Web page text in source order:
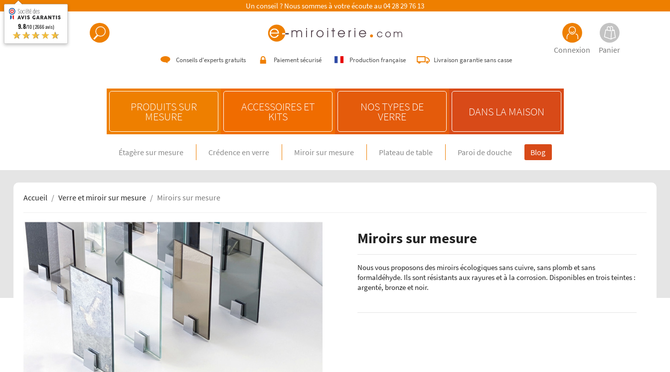
Un conseil ? Nous sommes à votre écoute au 04 28 29 76 13
Connexion Panier
Conseils d'experts gratuits Paiement sécurisé Production française Livraison garantie sans casse
PRODUITS SUR
MESURE
CRÉDENCE SUR MESURE
Crédence en verre spécial feux gaz
Crédence miroir sur mesure
Crédence en verre sur mesure
CRÉDENCE DIMENSION STANDARD
Crédence en verre laqué dimension
standard
Crédence miroir dimension standard
ACCESSOIRES DE POSE POUR
CRÉDENCE
Accessoires pour crédence
NOS CONSEILS
Choisir une crédence de cuisine
Entretenir une crédence de cuisine
ÉCHANTILLONS
Echantillons de verre emaillé et trempé
Echantillons de verres dépolis laqués
ACCESSOIRES ET
KITS
NOS TYPES DE
VERRE DANS LA MAISON
Étagère sur mesure Crédence en verre Miroir sur mesure Plateau de table Paroi de douche Blog
Accueil Verre et miroir sur mesure Miroirs sur mesure
Miroirs sur mesure
Nous vous proposons des miroirs écologiques sans cuivre, sans plomb et sans
formaldéhyde. Ils sont résistants aux rayures et à la corrosion. Disponibles en trois teintes :
argenté, bronze et noir.
9.8/10 (2666 avis)
★★★★★